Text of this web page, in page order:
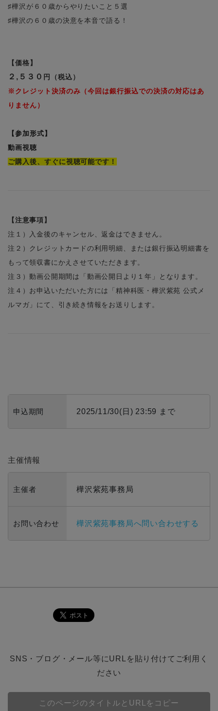
♯樺沢が６０歳からやりたいこと５選
♯樺沢の６０歳の決意を本音で語る！
【価格】
２,５３０ 円（税込）
※クレジット決済のみ（今回は銀行振込での決済の対応はあ
りません）
【参加形式】
動画視聴
ご購入後、すぐに視聴可能です！
【注意事項】
注１）入金後のキャンセル、返金はできません。
注２）クレジットカードの利用明細、または銀行振込明細書を
もって領収書にかえさせていただきます。
注３）動画公開期間は「動画公開日より１年」となります。
注４）お申込いただいた方には「精神科医・樺沢紫苑 公式メ
ルマガ」にて、引き続き情報をお送りします。
申込期間 2025/11/30(日) 23:59 まで
主催情報
主催者 樺沢紫苑事務局
お問い合わせ 樺沢紫苑事務局へ問い合わせする
SNS・ブログ・メール等にURLを貼り付けてご利用く
ださい
このページのタイトルとURLをコピー